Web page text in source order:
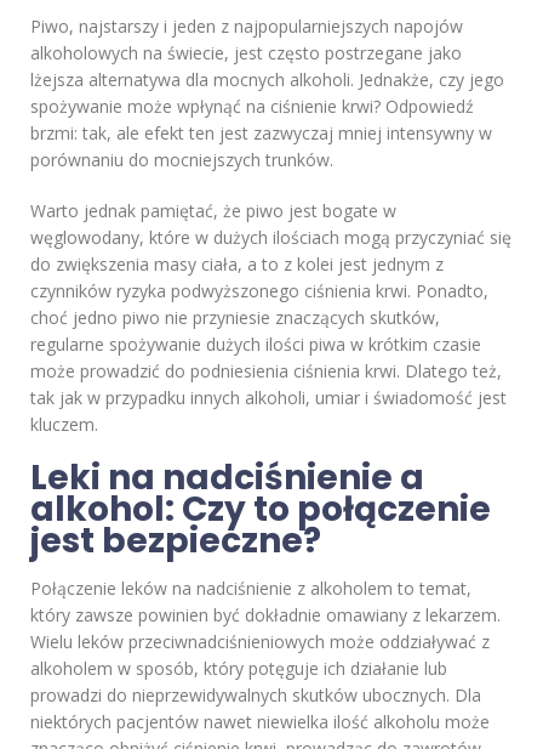
Piwo, najstarszy i jeden z najpopularniejszych napojów
alkoholowych na świecie, jest często postrzegane jako
lżejsza alternatywa dla mocnych alkoholi. Jednakże, czy jego
spożywanie może wpłynąć na ciśnienie krwi? Odpowiedź
brzmi: tak, ale efekt ten jest zazwyczaj mniej intensywny w
porównaniu do mocniejszych trunków.
Warto jednak pamiętać, że piwo jest bogate w
węglowodany, które w dużych ilościach mogą przyczyniać się
do zwiększenia masy ciała, a to z kolei jest jednym z
czynników ryzyka podwyższonego ciśnienia krwi. Ponadto,
choć jedno piwo nie przyniesie znaczących skutków,
regularne spożywanie dużych ilości piwa w krótkim czasie
może prowadzić do podniesienia ciśnienia krwi. Dlatego też,
tak jak w przypadku innych alkoholi, umiar i świadomość jest
kluczem.
Leki na nadciśnienie a
alkohol: Czy to połączenie
jest bezpieczne?
Połączenie leków na nadciśnienie z alkoholem to temat,
który zawsze powinien być dokładnie omawiany z lekarzem.
Wielu leków przeciwnadciśnieniowych może oddziaływać z
alkoholem w sposób, który potęguje ich działanie lub
prowadzi do nieprzewidywalnych skutków ubocznych. Dla
niektórych pacjentów nawet niewielka ilość alkoholu może